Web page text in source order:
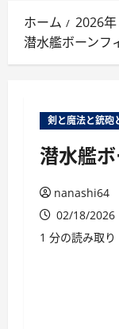
ン
メ
ニ
ホーム 2026年
潜水艦ボーンフ
剣と魔法と銃砲
潜水艦
nanashi64
02/18/2026
1 分の読み取り